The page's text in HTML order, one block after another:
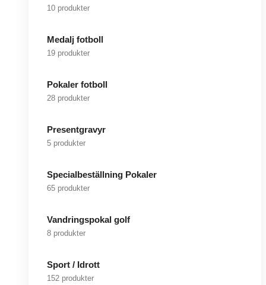
10 produkter
Medalj fotboll
19 produkter
Pokaler fotboll
28 produkter
Presentgravyr
5 produkter
Specialbeställning Pokaler
65 produkter
Vandringspokal golf
8 produkter
Sport / Idrott
152 produkter